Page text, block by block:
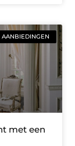
AANBIEDINGEN
met een